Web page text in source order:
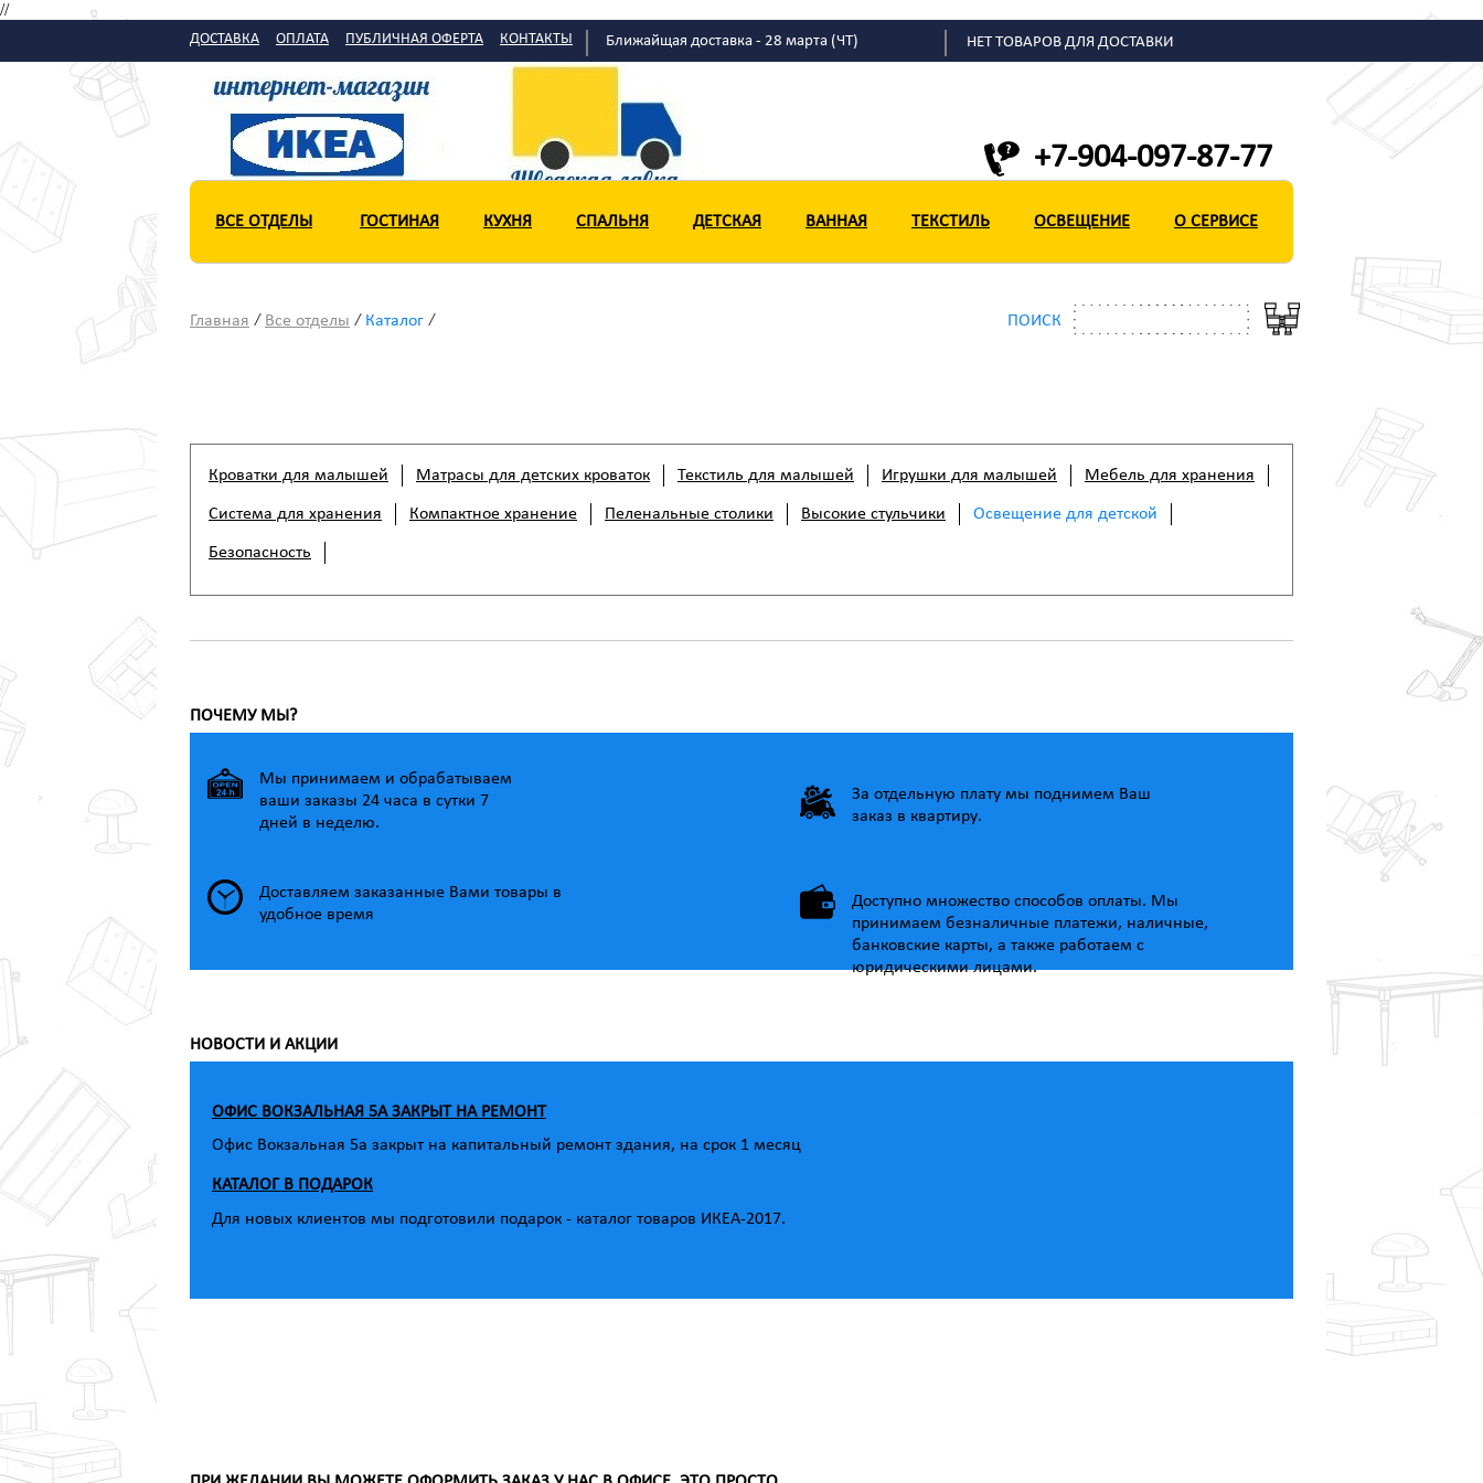
//
ДОСТАВКА ОПЛАТА ПУБЛИЧНАЯ ОФЕРТА КОНТАКТЫ Ближайщая доставка - 28 марта (ЧТ) НЕТ ТОВАРОВ ДЛЯ ДОСТАВКИ
+7-904-097-87-77
ВСЕ ОТДЕЛЫ ГОСТИНАЯ КУХНЯ СПАЛЬНЯ ДЕТСКАЯ ВАННАЯ ТЕКСТИЛЬ ОСВЕЩЕНИЕ О СЕРВИСЕ
Главная / Все отделы / Каталог / ПОИСК
Кроватки для малышей Матрасы для детских кроваток Текстиль для малышей Игрушки для малышей Мебель для хранения
Система для хранения Компактное хранение Пеленальные столики Высокие стульчики Освещение для детской
Безопасность
ПОЧЕМУ МЫ?
Мы принимаем и обрабатываем
ваши заказы 24 часа в сутки 7
дней в неделю.
Доставляем заказанные Вами товары в
удобное время
За отдельную плату мы поднимем Ваш
заказ в квартиру.
Доступно множество способов оплаты. Мы
принимаем безналичные платежи, наличные,
банковские карты, а также работаем с
юридическими лицами.
НОВОСТИ И АКЦИИ
ОФИС ВОКЗАЛЬНАЯ 5А ЗАКРЫТ НА РЕМОНТ
Офис Вокзальная 5а закрыт на капитальный ремонт здания, на срок 1 месяц
КАТАЛОГ В ПОДАРОК
Для новых клиентов мы подготовили подарок - каталог товаров ИКЕА-2017.